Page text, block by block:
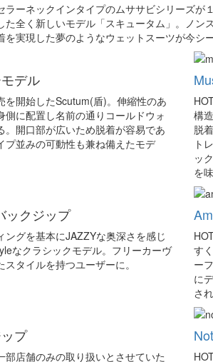
ラーネックインタイプのムササビシリーズが
た全く新しいモデル「スキュータム」。ノン
を実現した夢のようなウェットスーツが今シ
デル
を開始したScutum(盾)。伸縮性のあ
側に配置し名前の通りコールドウォ
。開口部が広いため脱着が容易であ
プ並みの可動性も兼ね備えたモデ
構
脱
ト
ッ
を
ックジップ
ングを基本にJAZZYな奥深さを感じ
なクラシックモデル。フリーカーヴ
スタイルを持つユーザーに。
す
ー
に
さ
プ
部店舗のみの取り扱いとさせていた